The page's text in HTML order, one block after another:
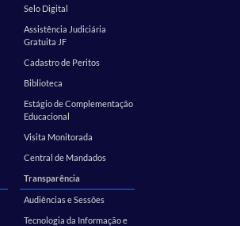
Selo Digital
Assistência Judiciária
Gratuita JF
Cadastro de Peritos
Biblioteca
Estágio de Complementação
Educacional
Visita Monitorada
Central de Mandados
Transparência
Audiências e Sessões
Tecnologia da Informação e